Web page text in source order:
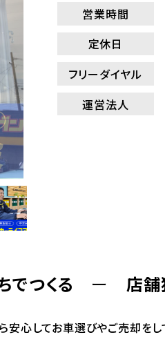
営業時間
定休日
フリーダイヤル
運営法人
でつくる ー 店舗
安心してお車選びやご売却をし